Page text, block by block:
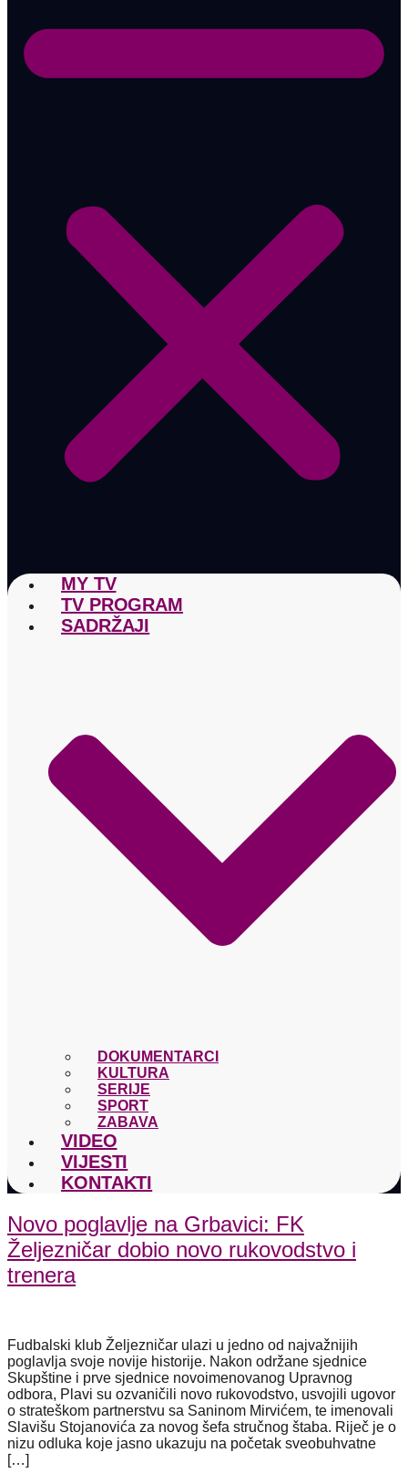
MY TV
TV PROGRAM
SADRŽAJI
DOKUMENTARCI
KULTURA
SERIJE
SPORT
ZABAVA
VIDEO
VIJESTI
KONTAKTI
Novo poglavlje na Grbavici: FK
Željezničar dobio novo rukovodstvo i
trenera
Fudbalski klub Željezničar ulazi u jedno od najvažnijih
poglavlja svoje novije historije. Nakon održane sjednice
Skupštine i prve sjednice novoimenovanog Upravnog
odbora, Plavi su ozvaničili novo rukovodstvo, usvojili ugovor
o strateškom partnerstvu sa Saninom Mirvićem, te imenovali
Slavišu Stojanovića za novog šefa stručnog štaba. Riječ je o
nizu odluka koje jasno ukazuju na početak sveobuhvatne
[…]